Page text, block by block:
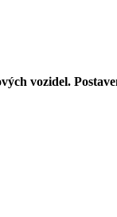
vozidel.